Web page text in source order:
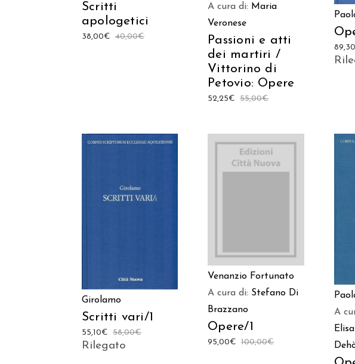
Scritti
apologetici
40,00€
38,00€
A cura di: Maria
Veronese
Passioni e atti
dei martiri /
Vittorino di
Petovio: Opere
55,00€
52,25€
89,30
AGGIUNGI AL
Girolamo
Scritti vari/1
58,00€
55,10€
Rilegato
Venanzio Fortunato
A cura di: Stefano Di
Brazzano
Opere/1
100,00€
95,00€
A